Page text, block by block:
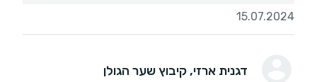
15.07.2024
דגנית ארזי, קיבוץ שער הגולן